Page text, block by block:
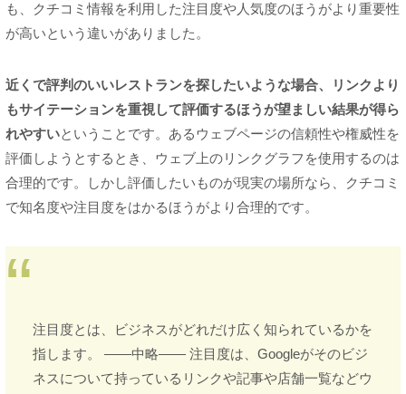
も、クチコミ情報を利用した注目度や人気度のほうがより重要性
が高いという違いがありました。
近くで評判のいいレストランを探したいような場合、リンクより
もサイテーションを重視して評価するほうが望ましい結果が得ら
れやすいということです。あるウェブページの信頼性や権威性を
評価しようとするとき、ウェブ上のリンクグラフを使用するのは
合理的です。しかし評価したいものが現実の場所なら、クチコミ
で知名度や注目度をはかるほうがより合理的です。
注目度とは、ビジネスがどれだけ広く知られているかを
指します。 ——中略—— 注目度は、Googleがそのビジ
ネスについて持っているリンクや記事や店舗一覧などウ